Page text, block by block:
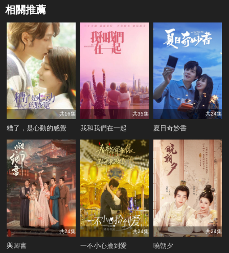
相關推薦
共16集
糟了，是心動的感覺
共35集
我和我們在一起
共24集
夏日奇妙書
共24集
與卿書
共24集
一不小心撿到愛
共24集
曉朝夕